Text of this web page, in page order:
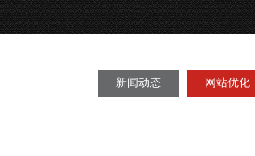
新闻动态 网站优化